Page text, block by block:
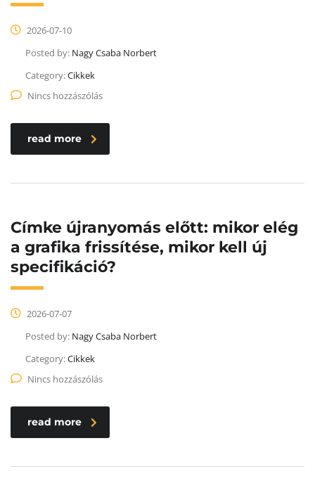
2026-07-10
Posted by: Nagy Csaba Norbert
Category:Cikkek
Nincs hozzászólás
read more
Címke újranyomás előtt: mikor elég
a grafika frissítése, mikor kell új
specifikáció?
2026-07-07
Posted by: Nagy Csaba Norbert
Category:Cikkek
Nincs hozzászólás
read more